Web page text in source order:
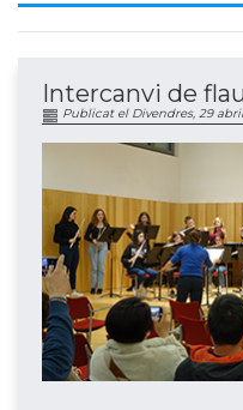
Intercanvi de
Publicat el Divendres, 29